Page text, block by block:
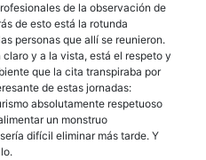
de la observación de
de esto está la rotunda
personas que allí se reunieron.
y a la vista, está el respeto y
que la cita transpiraba por
de estas jornadas:
absolutamente respetuoso
un monstruo
difícil eliminar más tarde. Y